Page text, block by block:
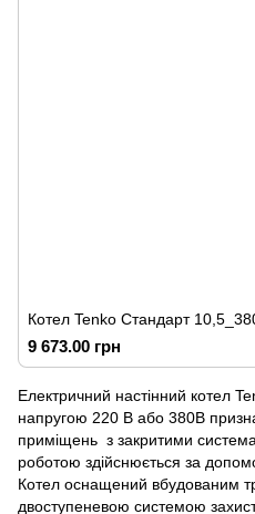
Котел Tenko Стандарт
9 673.00 грн
Електричний настінний котел
напругою 220 В або 380В
приміщень з закритими
роботою здійснюється за
Котел оснащений вбудованим
двоступеневою системою